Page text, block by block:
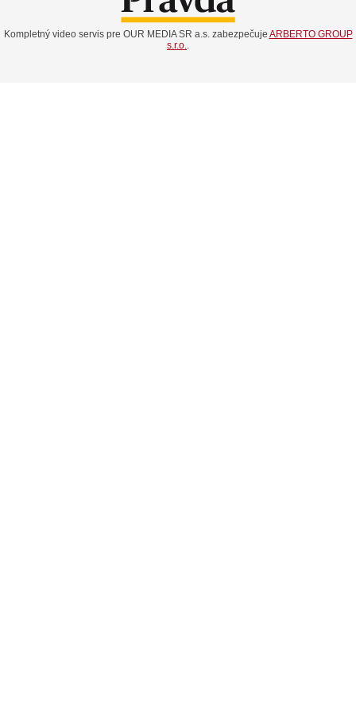
Kompletný video servis pre OUR MEDIA SR a.s. zabezpečuje ARBERTO GROUP
s.r.o..